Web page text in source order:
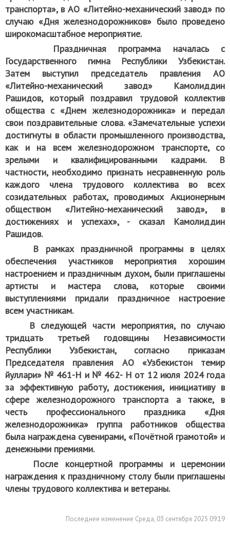
транспорта», в АО «Литейно-механический завод» по
случаю «Дня железнодорожников» было проведено
широкомасштабное мероприятие.
Праздничная программа началась с
Государственного гимна Республики Узбекистан.
Затем выступил председатель правления АО
«Литейно-механический завод» Камолиддин
Рашидов, который поздравил трудовой коллектив
общества с «Днем железнодорожника» и передал
свои поздравительные слова. «Замечательные успехи
достигнуты в области промышленного производства,
как и на всем железнодорожном транспорте, со
зрелыми и квалифицированными кадрами. В
частности, необходимо признать несравненную роль
каждого члена трудового коллектива во всех
созидательных работах, проводимых Акционерным
обществом «Литейно-механический завод», в
достижениях и успехах», - сказал Камолиддин
Рашидов.
В рамках праздничной программы в целях
обеспечения участников мероприятия хорошим
настроением и праздничным духом, были приглашены
артисты и мастера слова, которые своими
выступлениями придали праздничное настроение
всем участникам.
В следующей части мероприятия, по случаю
тридцать третьей годовщины Независимости
Республики Узбекистан, согласно приказам
Председателя правления АО «Узбекистон темир
йуллари» № 461-Н и № 462- Н от 12 июля 2024 года
за эффективную работу, достижения, инициативу в
сфере железнодорожного транспорта а также, в
честь профессионального праздника «Дня
железнодорожника» группа работников общества
была награждена сувенирами, «Почётной грамотой» и
денежными премиями.
После концертной программы и церемонии
награждения к праздничному столу были приглашены
члены трудового коллектива и ветераны.
Последнее изменение Среда, 03 сентября 2025 09:19